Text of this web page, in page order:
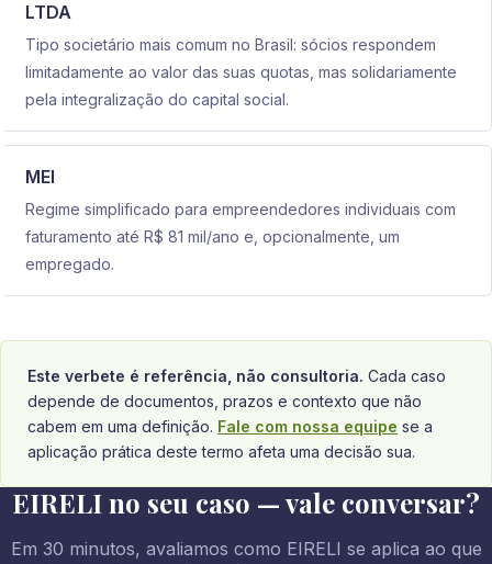
LTDA
Tipo societário mais comum no Brasil: sócios respondem
limitadamente ao valor das suas quotas, mas solidariamente
pela integralização do capital social.
MEI
Regime simplificado para empreendedores individuais com
faturamento até R$ 81 mil/ano e, opcionalmente, um
empregado.
Este verbete é referência, não consultoria. Cada caso
depende de documentos, prazos e contexto que não
cabem em uma definição. Fale com nossa equipe se a
aplicação prática deste termo afeta uma decisão sua.
EIRELI no seu caso — vale conversar?
Em 30 minutos, avaliamos como EIRELI se aplica ao que